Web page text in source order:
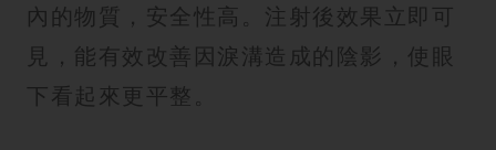
內的物質，安全性高。注射後效果立即可
見，能有效改善因淚溝造成的陰影，使眼
下看起來更平整。